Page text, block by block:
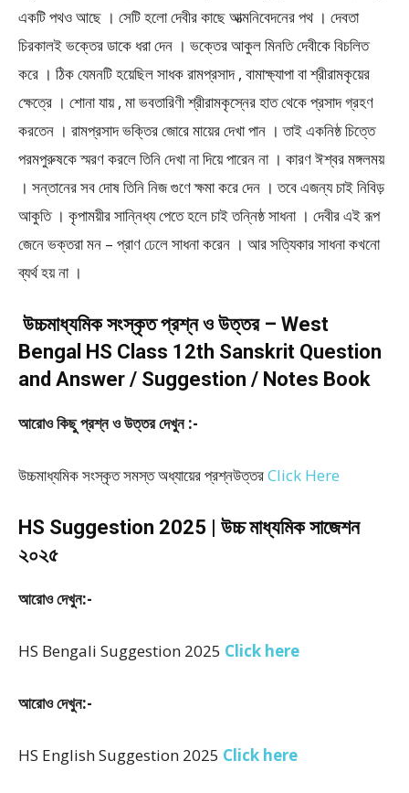
একটি পথও আছে । সেটি হলো দেবীর কাছে আত্মনিবেদনের পথ । দেবতা
চিরকালই ভক্তের ডাকে ধরা দেন । ভক্তের আকুল মিনতি দেবীকে বিচলিত
করে । ঠিক যেমনটি হয়েছিল সাধক রামপ্রসাদ , বামাক্ষ্যাপা বা শ্রীরামকৃয়ের
ক্ষেত্রে । শোনা যায় , মা ভবতারিণী শ্রীরামকৃস্নের হাত থেকে প্রসাদ গ্রহণ
করতেন । রামপ্রসাদ ভক্তির জোরে মায়ের দেখা পান । তাই একনিষ্ঠ চিত্তে
পরমপুরুষকে স্মরণ করলে তিনি দেখা না দিয়ে পারেন না । কারণ ঈশ্বর মঙ্গলময়
। সন্তানের সব দোষ তিনি নিজ গুণে ক্ষমা করে দেন । তবে এজন্য চাই নিবিড়
আকুতি । কৃপাময়ীর সান্নিধ্য পেতে হলে চাই তন্নিষ্ঠ সাধনা । দেবীর এই রূপ
জেনে ভক্তরা মন – প্রাণ ঢেলে সাধনা করেন । আর সত্যিকার সাধনা কখনো
ব্যর্থ হয় না ।
উচ্চমাধ্যমিক সংস্কৃত প্রশ্ন ও উত্তর – West
Bengal HS Class 12th Sanskrit Question
and Answer / Suggestion / Notes Book
আরোও কিছু প্রশ্ন ও উত্তর দেখুন :-
উচ্চমাধ্যমিক সংস্কৃত সমস্ত অধ্যায়ের প্রশ্নউত্তরClick Here
HS Suggestion 2025 | উচ্চ মাধ্যমিক সাজেশন
২০২৫
আরোও দেখুন:-
HS Bengali Suggestion 2025 Click here
আরোও দেখুন:-
HS English Suggestion 2025 Click here